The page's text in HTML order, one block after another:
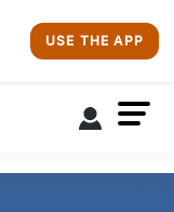
USE THE APP